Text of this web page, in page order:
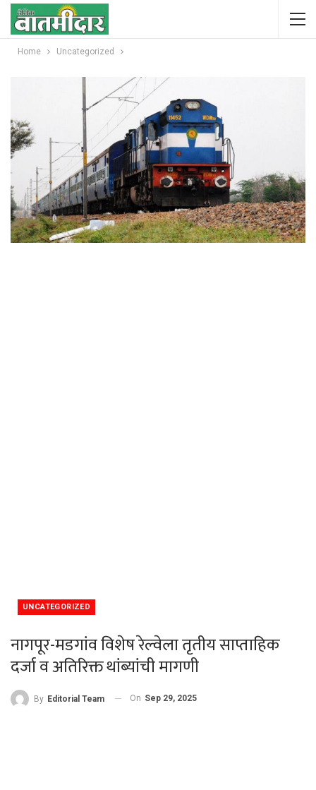
Home Uncategorized
UNCATEGORIZED
नागपूर-मडगांव विशेष रेल्वेला तृतीय साप्ताहिक
दर्जा व अतिरिक्त थांब्यांची मागणी
By Editorial Team On Sep 29, 2025